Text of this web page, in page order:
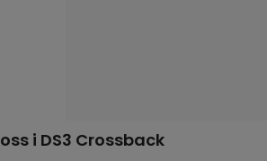
i DS3 Crossback